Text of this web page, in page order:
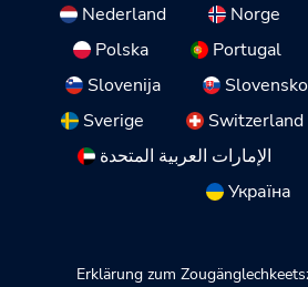
Nederland
Norge
Polska
Portugal
Slovenija
Slovensko
Sverige
Switzerland
الإمارات العربية المتحدة
Україна
Erklärung zum